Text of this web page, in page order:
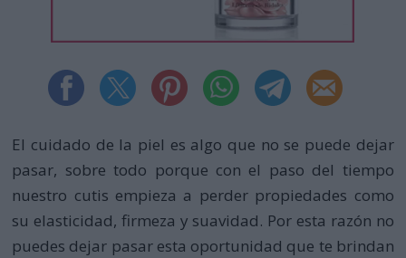
El cuidado de la piel es algo que no se puede dejar
pasar, sobre todo porque con el paso del tiempo
nuestro cutis empieza a perder propiedades como
su elasticidad, firmeza y suavidad. Por esta razón no
puedes dejar pasar esta oportunidad que te brindan